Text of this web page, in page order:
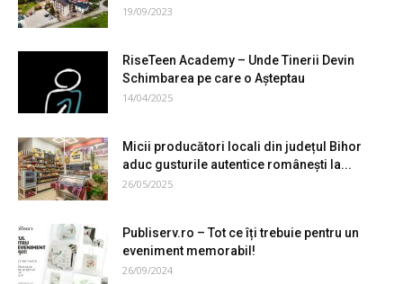
19/09/2023
RiseTeen Academy – Unde Tinerii Devin
Schimbarea pe care o Așteptau
14/04/2025
Micii producători locali din județul Bihor
aduc gusturile autentice românești la...
26/05/2025
Publiserv.ro – Tot ce îți trebuie pentru un
eveniment memorabil!
26/09/2024